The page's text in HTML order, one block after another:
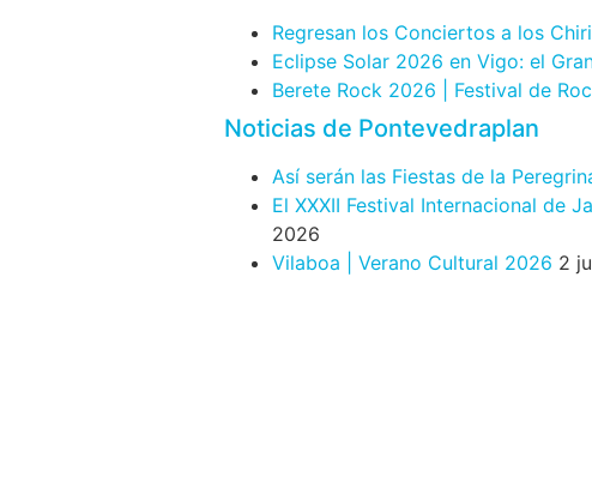
Regresan los Conciertos a los
Eclipse Solar 2026 en Vigo: el
Berete Rock 2026 | Festival de
Noticias de Pontevedraplan
Así serán las Fiestas de la
El XXXII Festival Internacional de
2026
Vilaboa | Verano Cultural 2026 2